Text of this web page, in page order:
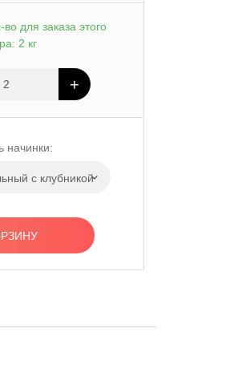
для заказа этого
2 кг
+
начинки:
с клубникой